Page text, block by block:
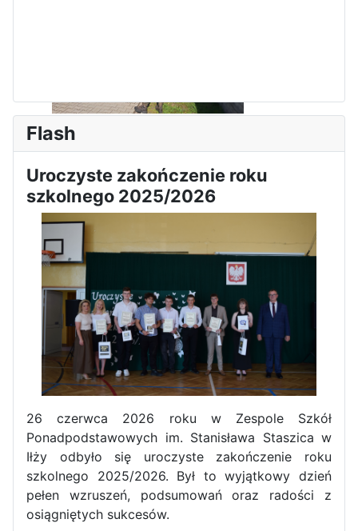
Rozpoczęcie kampanii „Gotowi
na kryzys” w ZSP w Iłży
Pierwszy tydzień praktyk
zawodowych naszych uczniów
w Portugalii za nami!
Flash
Uroczyste zakończenie roku
szkolnego 2025/2026
26 czerwca 2026 roku w Zespole Szkół
Ponadpodstawowych im. Stanisława Staszica w
Iłży odbyło się uroczyste zakończenie roku
szkolnego 2025/2026. Był to wyjątkowy dzień
pełen wzruszeń, podsumowań oraz radości z
osiągniętych sukcesów.